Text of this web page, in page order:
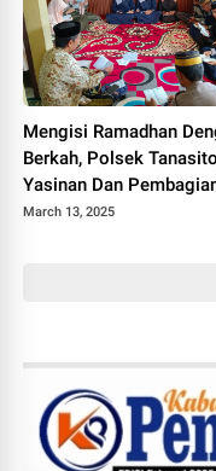
Mengisi Ramadhan
Berkah, Polsek
Yasinan Dan
Takjil Kepada Anak
March 13, 2025